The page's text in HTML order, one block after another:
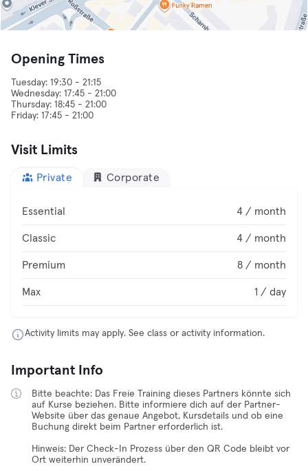
Opening Times
Tuesday: 19:30 - 21:15
Wednesday: 17:45 - 21:00
Thursday: 18:45 - 21:00
Visit Limits
Private Corporate
Essential 4 / month
Classic 4 / month
Premium 8 / month
Max 1 / day
Activity limits may apply. See class or activity information.
Important Info
Bitte beachte: Das Freie Training dieses Partners könnte sich
auf Kurse beziehen. Bitte informiere dich auf der Partner-
Website über das genaue Angebot, Kursdetails und ob eine
Buchung direkt beim Partner erforderlich ist.
Hinweis: Der Check-In Prozess über den QR Code bleibt vor
Ort weiterhin unverändert.